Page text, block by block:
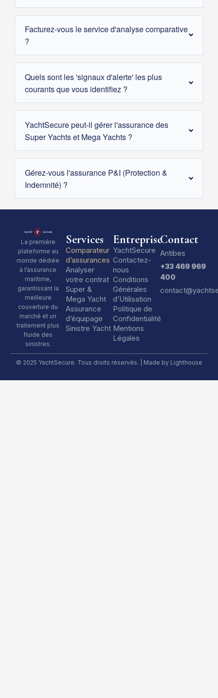
Facturez-vous le service d'analyse comparative
?
Quels sont les 'signaux d'alerte' les plus
courants que vous identifiez ?
YachtSecure peut-il gérer l'assurance des
Super Yachts et Mega Yachts ?
Gérez-vous l'assurance P&I (Protection &
Indemnité) ?
La première
plateforme au
monde dédiée
à l’assurance
maritime,
garantissant la
meilleure
couverture du
marché et un
traitement plus
fluide des
sinistres.
Services
Comparateur
d’assurances
Analyser
votre contrat
Super &
Mega Yacht
Assurance
d’équipage
Sinistre Yacht
Entreprise
YachtSecure
Contactez-
nous
Conditions
Générales
d’Utilisation
Politique de
Confidentialité
Mentions
Légales
Contact
Antibes
+33 469 969
400
© 2025 YachtSecure. Tous droits réservés. | Made by Lighthouse